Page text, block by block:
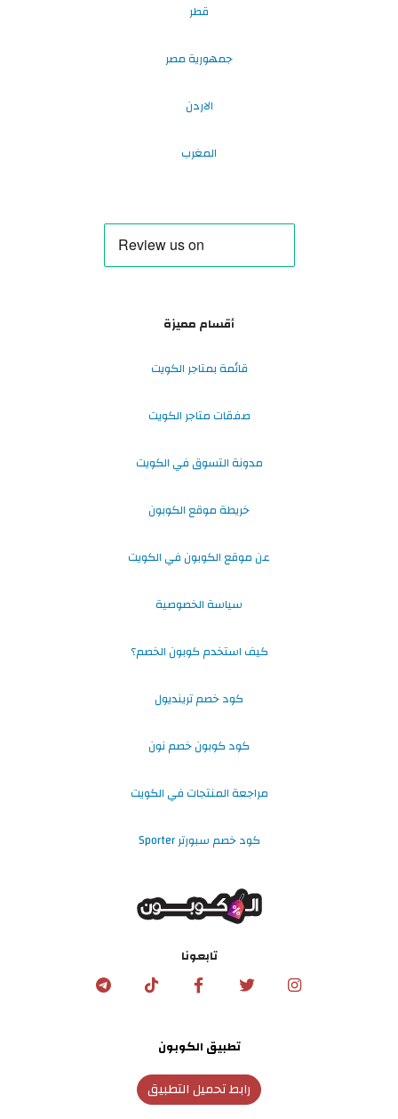
قطر
جمهورية مصر
الاردن
المغرب
أقسام مميزة
قائمة بمتاجر الكويت
صفقات متاجر الكويت
مدونة التسوق في الكويت
خريطة موقع الكوبون
عن موقع الكوبون في الكويت
سياسة الخصوصية
كيف استخدم كوبون الخصم؟
كود خصم ترينديول
كود كوبون خصم نون
مراجعة المنتجات في الكويت
كود خصم سبورتر Sporter
تابعونا
تطبيق الكوبون
رابط تحميل التطبيق